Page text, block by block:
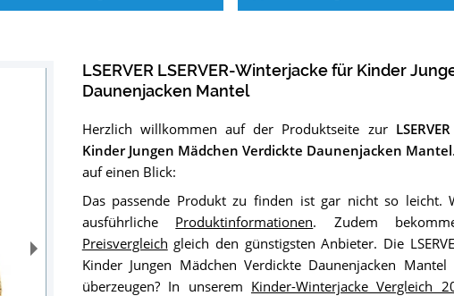
LSERVER LSERVER-Winterjacke für Kinder
Daunenjacken Mantel
Herzlich willkommen auf der Produktseite zur
Kinder Jungen Mädchen Verdickte Daunenjacken Mantel
auf einen Blick:
Das passende Produkt zu finden ist gar nicht so leicht.
ausführliche Produktinformationen. Zudem
Preisvergleich gleich den günstigsten Anbieter. Die
Kinder Jungen Mädchen Verdickte Daunenjacken
überzeugen? In unserem Kinder-Winterjacke Vergleich